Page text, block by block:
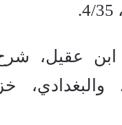
ابن عقيل،
292.